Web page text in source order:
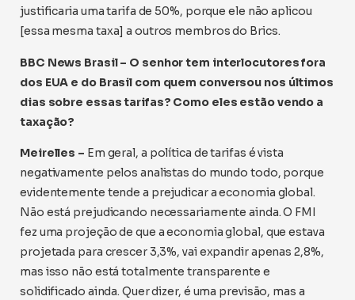
justificaria uma tarifa de 50%, porque ele não aplicou
[essa mesma taxa] a outros membros do Brics.
BBC News Brasil – O senhor tem interlocutores fora
dos EUA e do Brasil com quem conversou nos últimos
dias sobre essas tarifas? Como eles estão vendo a
taxação?
Meirelles – Em geral, a política de tarifas é vista
negativamente pelos analistas do mundo todo, porque
evidentemente tende a prejudicar a economia global.
Não está prejudicando necessariamente ainda. O FMI
fez uma projeção de que a economia global, que estava
projetada para crescer 3,3%, vai expandir apenas 2,8%,
mas isso não está totalmente transparente e
solidificado ainda. Quer dizer, é uma previsão, mas a